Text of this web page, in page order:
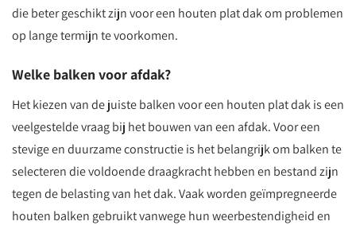
die beter geschikt zijn voor een houten plat dak om problemen
op lange termijn te voorkomen.
Welke balken voor afdak?
Het kiezen van de juiste balken voor een houten plat dak is een
veelgestelde vraag bij het bouwen van een afdak. Voor een
stevige en duurzame constructie is het belangrijk om balken te
selecteren die voldoende draagkracht hebben en bestand zijn
tegen de belasting van het dak. Vaak worden geïmpregneerde
houten balken gebruikt vanwege hun weerbestendigheid en